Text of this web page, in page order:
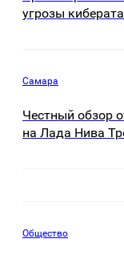
угрозы
Самара
Честный обзор
на Лада Нива
Общество